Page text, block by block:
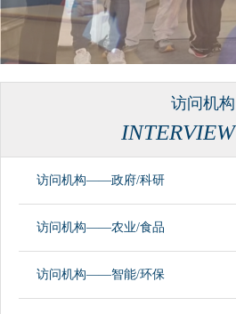
访问机构
INTERVIEW
访问机构——政府/科研
访问机构——农业/食品
访问机构——智能/环保